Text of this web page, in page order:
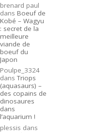
brenard paul
dans Boeuf de
Kobé – Wagyu
: secret de la
meilleure
viande de
boeuf du
Japon
Poulpe_3324
dansTriops
(aquasaurs) –
des copains de
dinosaures
dans
l’aquarium !
plessis dans